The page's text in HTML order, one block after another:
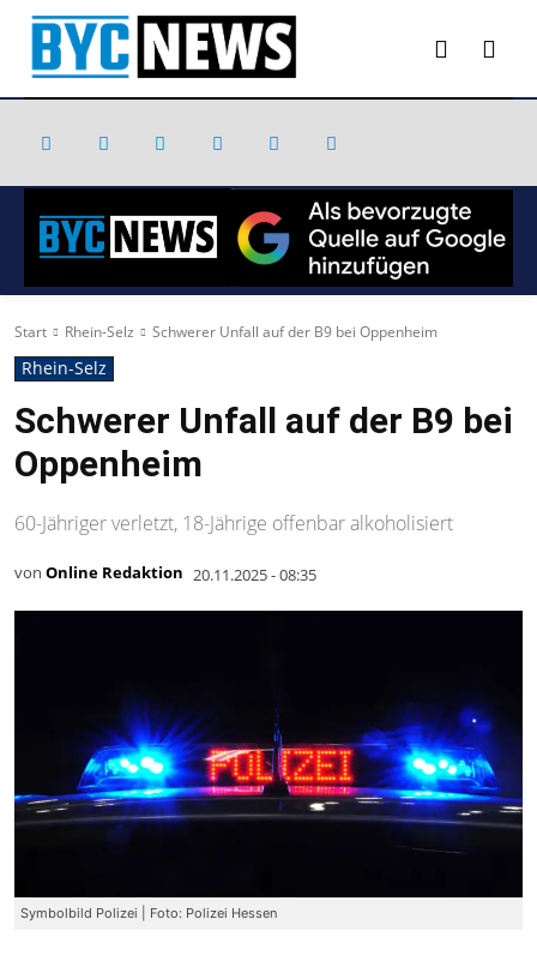
Start Rhein-Selz Schwerer Unfall auf der B9 bei Oppenheim
Rhein-Selz
Schwerer Unfall auf der B9 bei
Oppenheim
60-Jähriger verletzt, 18-Jährige offenbar alkoholisiert
von Online Redaktion 20.11.2025 - 08:35
Symbolbild Polizei | Foto: Polizei Hessen